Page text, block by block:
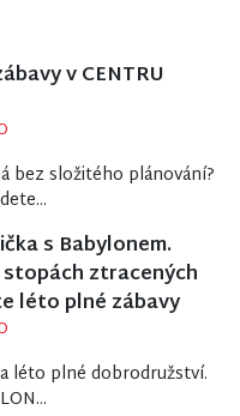
v CENTRU
bez složitého plánování?
s Babylonem.
ztracených
léto plné zábavy
léto plné dobrodružství.